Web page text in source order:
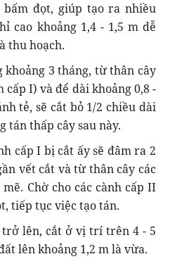
đọt, giúp tạo ra nhiều
cao khoảng 1,4 - 1,5 m dễ
thu hoạch.
khoảng 3 tháng, từ thân cây
I) và để dài khoảng 0,8 -
tẻ, sẽ cắt bỏ 1/2 chiều dài
tán thấp cây sau này.
cấp I bị cắt ấy sẽ đâm ra 2
vết cắt và từ thân cây các
Chờ cho các cành cấp II
tiếp tục việc tạo tán.
lên, cắt ở vị trí trên 4 - 5
lên khoảng 1,2 m là vừa.